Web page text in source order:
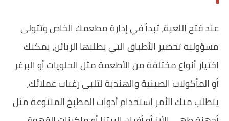
عند فتح اللعبة، تبدأ في إدارة مطعمك الخاص وتتولى
مسؤولية تحضير الأطباق التي يطلبها الزبائن، يمكنك
اختيار أنواع مختلفة من الأطعمة مثل الحلويات أو البرغر
أو المأكولات الصينية والهندية لتلبي رغبات عملائك،
يتطلب منك الأمر استخدام أدوات المطبخ المتنوعة مثل